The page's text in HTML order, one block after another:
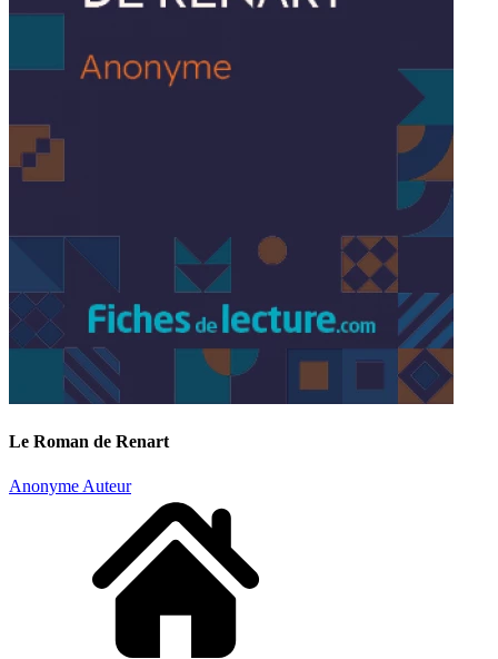
Le Roman de Renart
Anonyme Auteur